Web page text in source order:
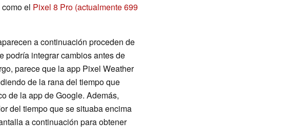
el Pixel 8 Pro (actualmente 699
a continuación proceden de
podría integrar cambios antes de
parece que la app Pixel Weather
de la rana del tiempo que
de la app de Google. Además,
del tiempo que se situaba encima
a continuación para obtener